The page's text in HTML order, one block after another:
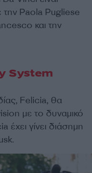
Paola Pugliese
και την
System
Felicia, θα
με το δυναμικό
έχει γίνει διάσημη